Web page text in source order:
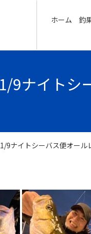
ホーム 釣
9ナイトシ
9ナイトシーバス便オー